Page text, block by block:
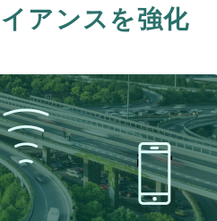
アンスを強化